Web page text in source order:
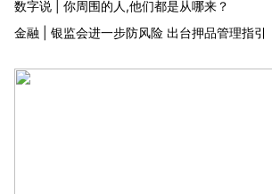
数字说
你周围的人,他们都是从哪来？
金融
银监会进一步防风险 出台押品管理指引